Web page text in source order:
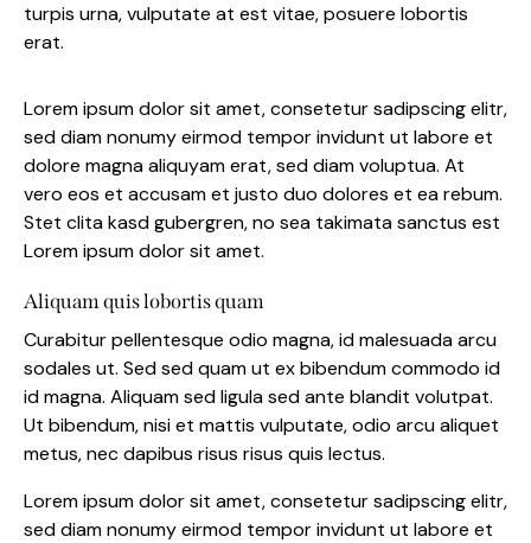
turpis urna, vulputate at est vitae, posuere lobortis
erat.
Lorem ipsum dolor sit amet, consetetur sadipscing elitr,
sed diam nonumy eirmod tempor invidunt ut labore et
dolore magna aliquyam erat, sed diam voluptua. At
vero eos et accusam et justo duo dolores et ea rebum.
Stet clita kasd gubergren, no sea takimata sanctus est
Lorem ipsum dolor sit amet.
Aliquam quis lobortis quam
Curabitur pellentesque odio magna, id malesuada arcu
sodales ut. Sed sed quam ut ex bibendum commodo id
id magna. Aliquam sed ligula sed ante blandit volutpat.
Ut bibendum, nisi et mattis vulputate, odio arcu aliquet
metus, nec dapibus risus risus quis lectus.
Lorem ipsum dolor sit amet, consetetur sadipscing elitr,
sed diam nonumy eirmod tempor invidunt ut labore et